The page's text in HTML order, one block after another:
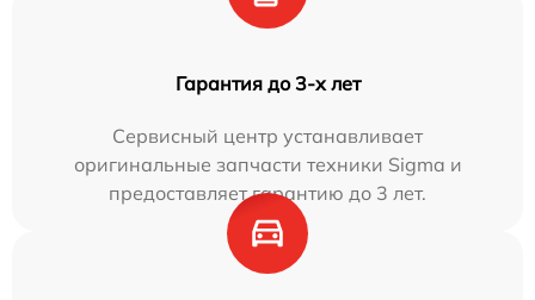
Гарантия до 3-х лет
Сервисный центр устанавливает
оригинальные запчасти техники Sigma и
предоставляет гарантию до 3 лет.